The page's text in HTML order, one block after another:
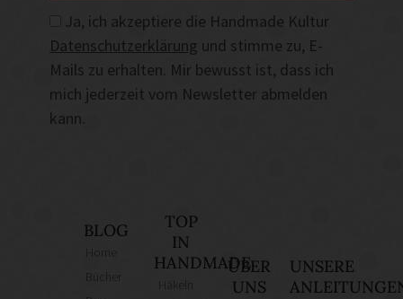
Ja, ich akzeptiere die Handmade Kultur
Datenschutzerklärung und stimme zu, E-
Mails zu erhalten. Mir bewusst ist, dass ich
mich jederzeit vom Newsletter abmelden
kann.
BLOG
TOP
IN
HANDMADEÜBER
UNS
UNSERE